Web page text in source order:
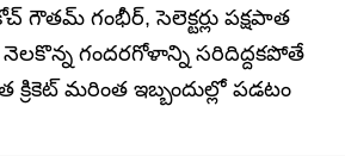
గౌతమ్ గంభీర్, సెలెక్టర్లు పక్షపాత
గందరగోళాన్ని సరిదిద్దకపోతే
మరింత ఇబ్బందుల్లో పడటం